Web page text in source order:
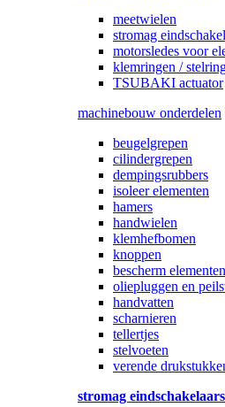
meetwielen
stromag
motorsledes voor
klemringen /
TSUBAKI actuator
machinebouw onderdelen
beugelgrepen
cilindergrepen
dempingsrubbers
isoleer elementen
hamers
handwielen
klemhefbomen
knoppen
bescherm elementen
oliepluggen en
handvatten
scharnieren
tellertjes
stelvoeten
verende
stromag eindschakelaars